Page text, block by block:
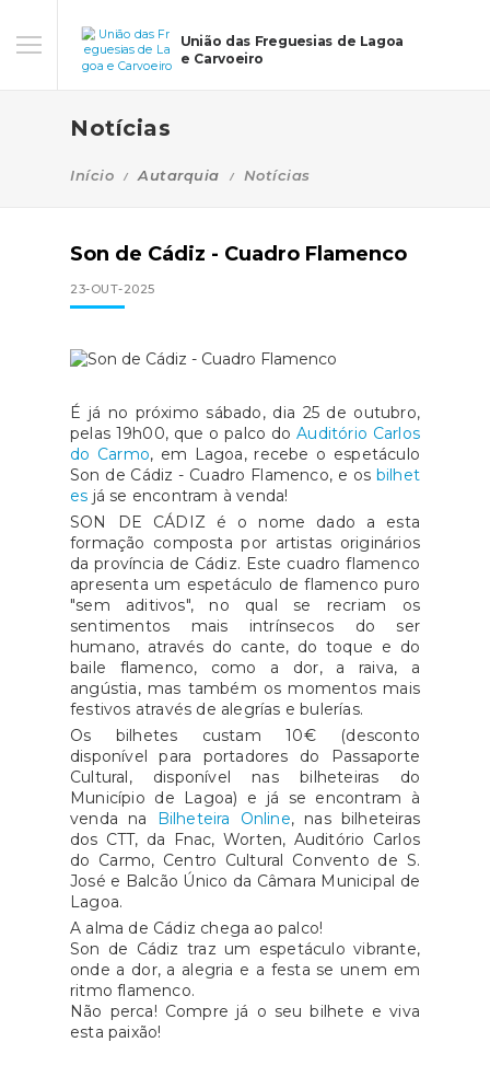
União das Freguesias de Lagoa
e Carvoeiro
Notícias
Início Autarquia Notícias
Son de Cádiz - Cuadro Flamenco
23-OUT-2025
É já no próximo sábado, dia 25 de outubro,
pelas 19h00, que o palco doAuditório Carlos
do Carmo, em Lagoa, recebe o espetáculo
Son de Cádiz - Cuadro Flamenco, e os bilhet
es já se encontram à venda!
SON DE CÁDIZ é o nome dado a esta
formação composta por artistas originários
da província de Cádiz. Este cuadro flamenco
apresenta um espetáculo de flamenco puro
"sem aditivos", no qual se recriam os
sentimentos mais intrínsecos do ser
humano, através do cante, do toque e do
baile flamenco, como a dor, a raiva, a
angústia, mas também os momentos mais
festivos através de alegrías e bulerías.
Os bilhetes custam 10€ (desconto
disponível para portadores do Passaporte
Cultural, disponível nas bilheteiras do
Município de Lagoa) e já se encontram à
venda na Bilheteira Online, nas bilheteiras
dos CTT, da Fnac, Worten, Auditório Carlos
do Carmo, Centro Cultural Convento de S.
José e Balcão Único da Câmara Municipal de
Lagoa.
A alma de Cádiz chega ao palco!
Son de Cádiz traz um espetáculo vibrante,
onde a dor, a alegria e a festa se unem em
ritmo flamenco.
Não perca! Compre já o seu bilhete e viva
esta paixão!